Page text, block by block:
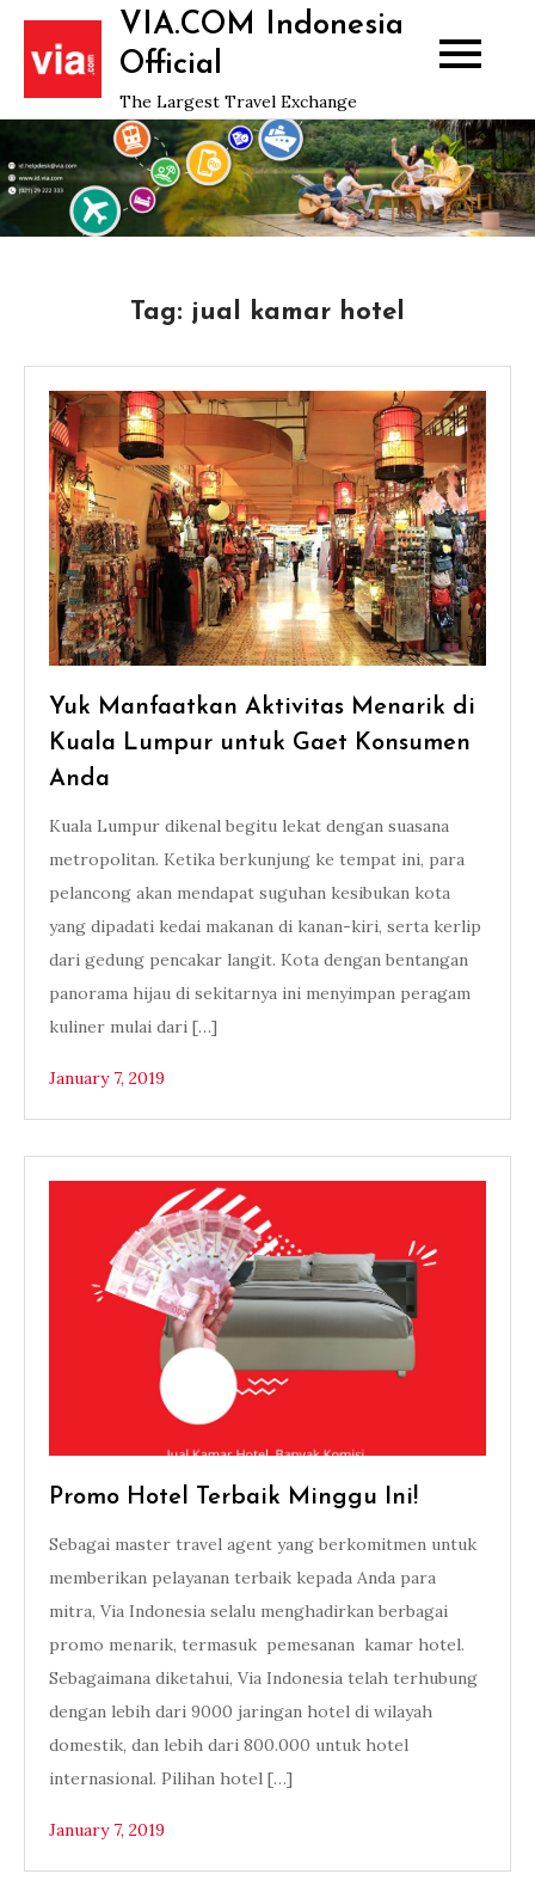
Skip
content
VIA.COM Indonesia
Official
The Largest Travel Exchange
Tag: jual kamar hotel
Yuk Manfaatkan Aktivitas Menarik di
Kuala Lumpur untuk Gaet Konsumen
Anda
Kuala Lumpur dikenal begitu lekat dengan suasana
metropolitan. Ketika berkunjung ke tempat ini, para
pelancong akan mendapat suguhan kesibukan kota
yang dipadati kedai makanan di kanan-kiri, serta kerlip
dari gedung pencakar langit. Kota dengan bentangan
panorama hijau di sekitarnya ini menyimpan peragam
kuliner mulai dari […]
January 7, 2019
Promo Hotel Terbaik Minggu Ini!
Sebagai master travel agent yang berkomitmen untuk
memberikan pelayanan terbaik kepada Anda para
mitra, Via Indonesia selalu menghadirkan berbagai
promo menarik, termasuk pemesanan kamar hotel.
Sebagaimana diketahui, Via Indonesia telah terhubung
dengan lebih dari 9000 jaringan hotel di wilayah
domestik, dan lebih dari 800.000 untuk hotel
internasional. Pilihan hotel […]
January 7, 2019